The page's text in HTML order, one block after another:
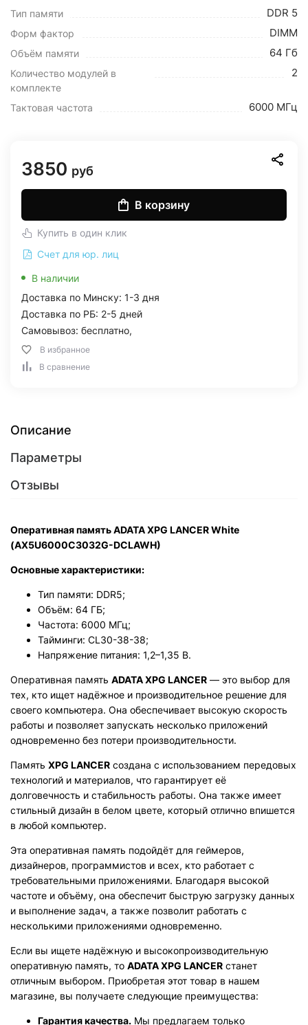
Тип памяти DDR 5
Форм фактор DIMM
Объём памяти 64 Гб
Количество модулей в
комплекте
2
Тактовая частота 6000 МГц
3850 руб
В корзину
Купить в один клик
Счет для юр. лиц
В наличии
Доставка по Минску: 1-3 дня
Доставка по РБ: 2-5 дней
Самовывоз: бесплатно,
В избранное
В сравнение
Описание
Параметры
Отзывы
Оперативная память ADATA XPG LANCER White
(AX5U6000C3032G-DCLAWH)
Основные характеристики:
Тип памяти: DDR5;
Объём: 64 ГБ;
Частота: 6000 МГц;
Тайминги: CL30-38-38;
Напряжение питания: 1,2–1,35 В.
Оперативная память ADATA XPG LANCER — это выбор для
тех, кто ищет надёжное и производительное решение для
своего компьютера. Она обеспечивает высокую скорость
работы и позволяет запускать несколько приложений
одновременно без потери производительности.
Память XPG LANCER создана с использованием передовых
технологий и материалов, что гарантирует её
долговечность и стабильность работы. Она также имеет
стильный дизайн в белом цвете, который отлично впишется
в любой компьютер.
Эта оперативная память подойдёт для геймеров,
дизайнеров, программистов и всех, кто работает с
требовательными приложениями. Благодаря высокой
частоте и объёму, она обеспечит быструю загрузку данных
и выполнение задач, а также позволит работать с
несколькими приложениями одновременно.
Если вы ищете надёжную и высокопроизводительную
оперативную память, то ADATA XPG LANCER станет
отличным выбором. Приобретая этот товар в нашем
магазине, вы получаете следующие преимущества:
Гарантия качества. Мы предлагаем только